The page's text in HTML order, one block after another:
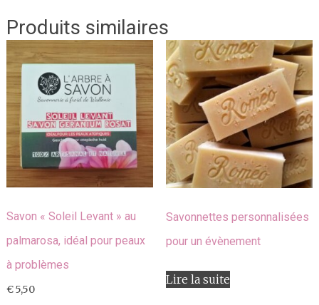
Produits similaires
Savon « Soleil Levant » au
palmarosa, idéal pour peaux
à problèmes
€5,50
Savonnettes personnalisées
pour un évènement
Lire la suite